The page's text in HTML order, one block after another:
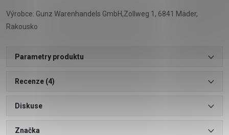
Výrobce: Gunz Warenhandels GmbH,Zollweg 1, 6841 Mäder,
Rakousko
Parametry produktu
Recenze (4)
Diskuse
Značka